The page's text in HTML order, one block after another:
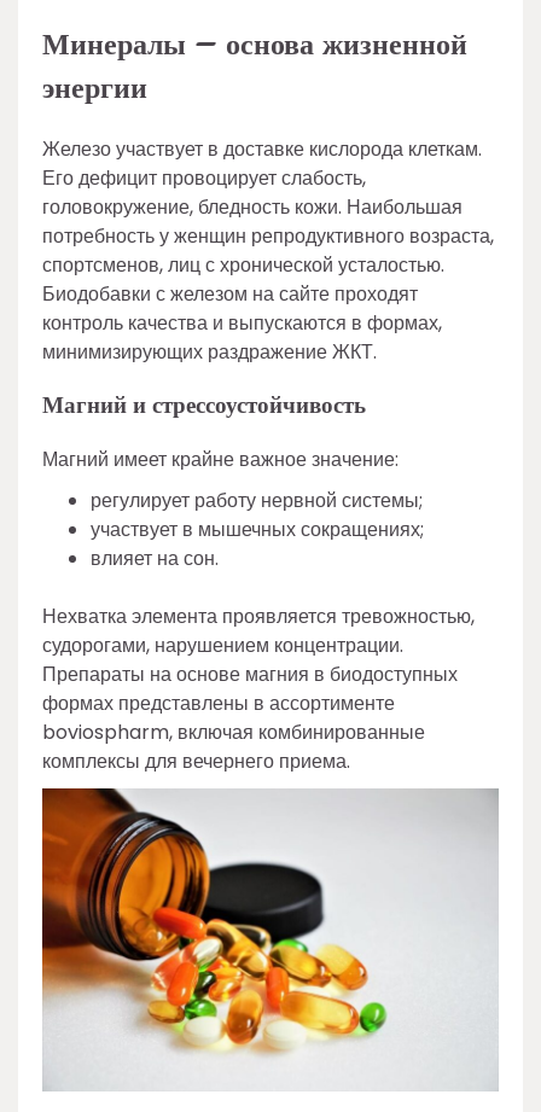
Минералы – основа жизненной
энергии
Железо участвует в доставке кислорода клеткам.
Его дефицит провоцирует слабость,
головокружение, бледность кожи. Наибольшая
потребность у женщин репродуктивного возраста,
спортсменов, лиц с хронической усталостью.
Биодобавки с железом на сайте проходят
контроль качества и выпускаются в формах,
минимизирующих раздражение ЖКТ.
Магний и стрессоустойчивость
Магний имеет крайне важное значение:
регулирует работу нервной системы;
участвует в мышечных сокращениях;
влияет на сон.
Нехватка элемента проявляется тревожностью,
судорогами, нарушением концентрации.
Препараты на основе магния в биодоступных
формах представлены в ассортименте
boviospharm, включая комбинированные
комплексы для вечернего приема.